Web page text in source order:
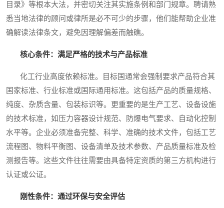
目录》等根本大法，并密切关注其实施条例和部门规章。聘请熟
悉当地法律的顾问或律所是必不可少的步骤，他们能帮助企业准
确解读法律条文，避免因理解偏差而触礁。
核心条件：满足严格的技术与产品标准
化工行业高度依赖标准。目标国通常会强制要求产品符合其
国家标准、行业标准或国际通用标准。这包括产品的质量规格、
纯度、杂质含量、包装标识等。更重要的是生产工艺、设备设施
的技术标准，如压力容器设计规范、防爆电气要求、自动化控制
水平等。企业必须准备完整、科学、准确的技术文件，包括工艺
流程图、物料平衡图、设备清单及技术参数、产品质量标准及检
测报告等。这些文件往往需要由具备特定资质的第三方机构进行
认证或公证。
刚性条件：通过环保与安全评估